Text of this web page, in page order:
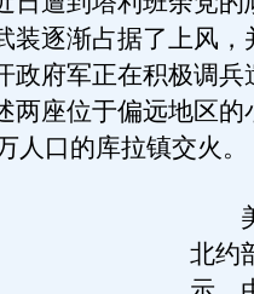
装逐渐占据了上风，
政府军正在积极调兵
两座位于偏远地区的
人口的库拉镇交火。
美
北约